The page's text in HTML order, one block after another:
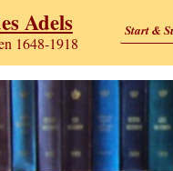
Adels
1648-1918
Start &